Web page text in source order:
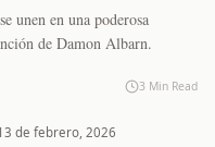
unen en una poderosa
de Damon Albarn.
3 Min Read
de febrero, 2026